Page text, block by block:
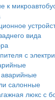
к
вида
с
салонные
люкс с